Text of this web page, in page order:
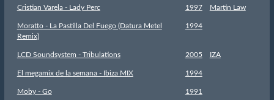
Cristian Varela - Lady Perc 1997 Martin Law
Moratto - La Pastilla Del Fuego (Datura Metel
Remix)
1994
LCD Soundsystem - Tribulations 2005 IZA
El megamix de la semana - Ibiza MIX 1994
Moby - Go 1991